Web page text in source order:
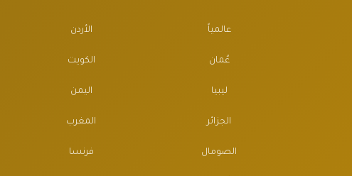
عالمياً الأردن
عُمان الكويت
ليبيا اليمن
الجزائر المغرب
الصومال فرنسا